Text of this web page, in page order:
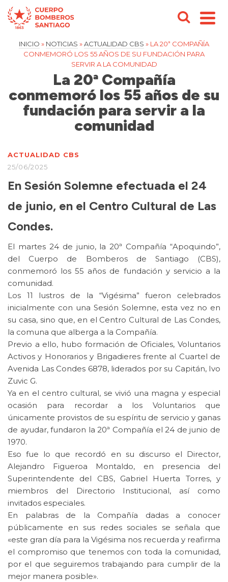
INICIO » NOTICIAS »ACTUALIDAD CBS » LA 20ª COMPAÑÍA
CONMEMORÓ LOS 55 AÑOS DE SU FUNDACIÓN PARA
SERVIR A LA COMUNIDAD
La 20ª Compañía
conmemoró los 55 años de su
fundación para servir a la
comunidad
ACTUALIDAD CBS
25/06/2025
En Sesión Solemne efectuada el 24
de junio, en el Centro Cultural de Las
Condes.
El martes 24 de junio, la 20ª Compañía “Apoquindo”,
del Cuerpo de Bomberos de Santiago (CBS),
conmemoró los 55 años de fundación y servicio a la
comunidad.
Los 11 lustros de la “Vigésima” fueron celebrados
inicialmente con una Sesión Solemne, esta vez no en
su casa, sino que, en el Centro Cultural de Las Condes,
la comuna que alberga a la Compañía.
Previo a ello, hubo formación de Oficiales, Voluntarios
Activos y Honorarios y Brigadieres frente al Cuartel de
Avenida Las Condes 6878, liderados por su Capitán, Ivo
Zuvic G.
Ya en el centro cultural, se vivió una magna y especial
ocasión para recordar a los Voluntarios que
únicamente provistos de su espíritu de servicio y ganas
de ayudar, fundaron la 20ª Compañía el 24 de junio de
1970.
Eso fue lo que recordó en su discurso el Director,
Alejandro Figueroa Montaldo, en presencia del
Superintendente del CBS, Gabriel Huerta Torres, y
miembros del Directorio Institucional, así como
invitados especiales.
En palabras de la Compañía dadas a conocer
públicamente en sus redes sociales se señala que
«este gran día para la Vigésima nos recuerda y reafirma
el compromiso que tenemos con toda la comunidad,
por el que seguiremos trabajando para cumplir de la
mejor manera posible».